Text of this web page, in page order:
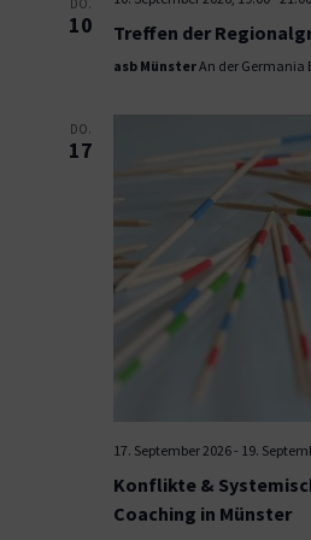
DO.
10 Treffen der
asb MünsterAn der Germania
DO.
17
17. September 2026- 19.
Konflikte &
Coaching in Münster